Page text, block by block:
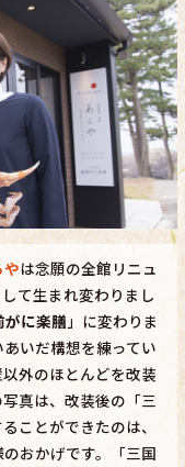
は念願の全館リニュ
て生まれ変わりまし
がに楽膳」に変わりま
いだ構想を練ってい
外のほとんどを改装
真は、改装後の「三
ことができたのは、
おかげです。「三国